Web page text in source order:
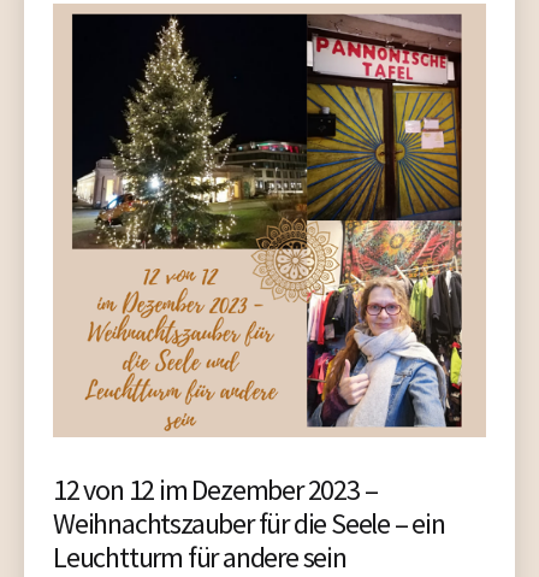
12 von 12 im Dezember 2023 –
Weihnachtszauber für die Seele – ein
Leuchtturm für andere sein